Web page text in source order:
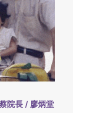
院長 / 廖炳堂